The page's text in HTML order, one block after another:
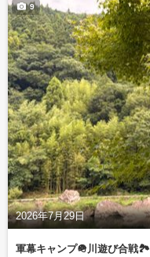
2026年7月29日
9
軍幕キャンプ🪖川遊び合戦🏞️